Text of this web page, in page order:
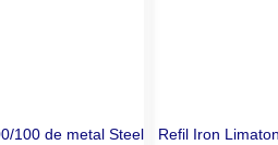
100 de metal Steel
Refil Iron